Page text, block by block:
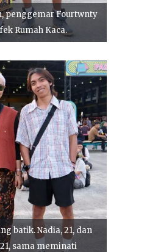
penggemar Fourtwnty
Rumah Kaca.
batik. Nadia, 21, dan
sama meminati